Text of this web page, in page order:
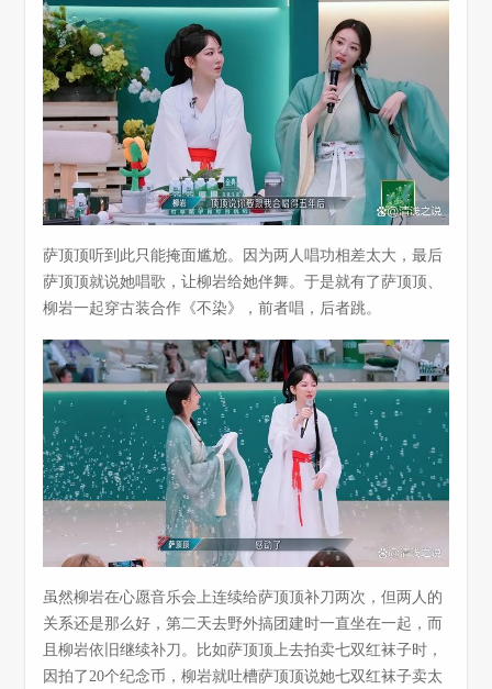
萨顶顶听到此只能掩面尴尬。因为两人唱功相差太大，最后
萨顶顶就说她唱歌，让柳岩给她伴舞。于是就有了萨顶顶、
柳岩一起穿古装合作《不染》，前者唱，后者跳。
虽然柳岩在心愿音乐会上连续给萨顶顶补刀两次，但两人的
关系还是那么好，第二天去野外搞团建时一直坐在一起，而
且柳岩依旧继续补刀。比如萨顶顶上去拍卖七双红袜子时，
因拍了20个纪念币，柳岩就吐槽萨顶顶说她七双红袜子卖太